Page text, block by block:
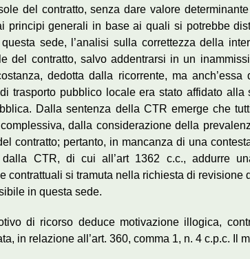
del contratto, senza dare valore
principi generali in base ai quali si potrebbe
sede, l’analisi sulla correttezza della
del contratto, salvo addentrarsi in un
dedotta dalla ricorrente, ma
trasporto pubblico locale era stato affidato alla
Dalla sentenza della CTR emerge che
dalla considerazione della
contratto; pertanto, in mancanza di una
dalla CTR, di cui all’art 1362 c.c., addurre
contrattuali si tramuta nella richiesta di revisione
in questa sede.
di ricorso deduce motivazione illogica,
in relazione all’art. 360, comma 1, n. 4 c.p.c. Il